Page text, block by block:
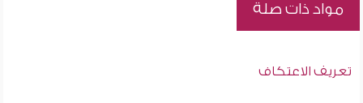
مواد ذات صلة
تعريف الاعتكاف